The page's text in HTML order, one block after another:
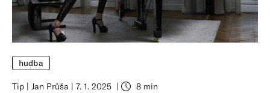
hudba
Tip Jan Průša 7. 1. 2025 8 min